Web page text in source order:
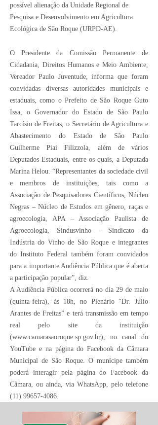
possível alienação da Unidade Regional de
Pesquisa e Desenvolvimento em Agricultura
Ecológica de São Roque (URPD-AE).
O Presidente da Comissão Permanente de
Cidadania, Direitos Humanos e Meio Ambiente,
Vereador Paulo Juventude, informa que foram
convidadas diversas autoridades municipais e
estaduais, como o Prefeito de São Roque Guto
Issa, o Governador do Estado de São Paulo
Tarcísio de Freitas, o Secretário de Agricultura e
Abastecimento do Estado de São Paulo
Guilherme Piai Filizzola, além de vários
Deputados Estaduais, entre os quais, a Deputada
Marina Helou. “Representantes da sociedade civil
e membros de instituições, tais como a
Associação de Pesquisadores Científicos, Núcleo
Negras – Núcleo de Estudos em gênero, raças e
agroecologia, APA – Associação Paulista de
Agroecologia, Sindusvinho - Sindicato da
Indústria do Vinho de São Roque e integrantes
do Instituto Federal também foram convidados
para a importante Audiência Pública que é aberta
a participação popular”, diz.
A Audiência Pública ocorrerá no dia 29 de maio
(quinta-feira), às 18h, no Plenário “Dr. Júlio
Arantes de Freitas” e terá transmissão em tempo
real pelo site da instituição
(www.camarasaoroque.sp.gov.br), no canal do
YouTube e na página do Facebook da Câmara
Municipal de São Roque. O munícipe também
poderá interagir pela página do Facebook da
Câmara, ou ainda, via WhatsApp, pelo telefone
(11) 99657-4086